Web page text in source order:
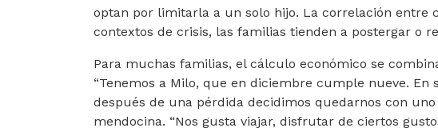
optan por limitarla a un solo hijo. La correlación entre
contextos de crisis, las familias tienden a postergar o
Para muchas familias, el cálculo económico se
“Tenemos a Milo, que en diciembre cumple nueve.
después de una pérdida decidimos quedarnos con
mendocina. “Nos gusta viajar, disfrutar de ciertos